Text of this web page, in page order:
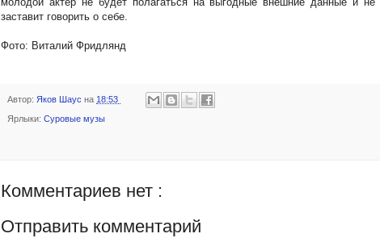
заставит говорить о себе.
Фото: Виталий Фридлянд
Автор: Яков Шаус на 18:53
Ярлыки: Суровые музы
Комментариев нет :
Отправить комментарий